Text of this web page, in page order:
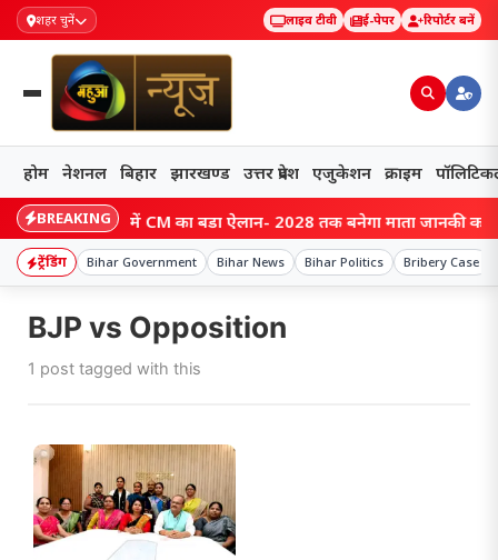
शहर चुनें लाइव टीवी ई-पेपर रिपोर्टर बनें
होम नेशनल बिहार झारखण्ड उत्तर प्रदेश एजुकेशन क्राइम
BREAKING
सीतामढ़ी में CM का बड़ा ऐलान- 2028 तक बनेगा माता जानकी का भव्य
ट्रेंडिंग Bihar Government Bihar News Bihar Politics Bribery Case
BJP vs Opposition
1 post tagged with this